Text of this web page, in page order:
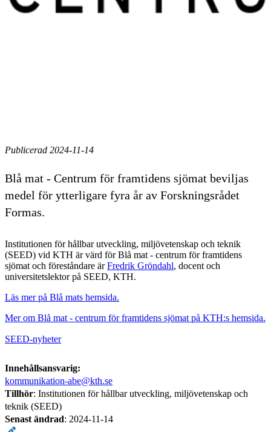
Publicerad 2024-11-14
Blå mat - Centrum för framtidens sjömat beviljas
medel för ytterligare fyra år av Forskningsrådet
Formas.
Institutionen för hållbar utveckling, miljövetenskap och teknik
(SEED) vid KTH är värd för Blå mat - centrum för framtidens
sjömat och föreståndare ärFredrik Gröndahl, docent och
universitetslektor på SEED, KTH.
Läs mer på Blå mats hemsida.
Mer om Blå mat - centrum för framtidens sjömat på KTH:s hemsida.
SEED-nyheter
Innehållsansvarig:
kommunikation-abe@kth.se
Tillhör: Institutionen för hållbar utveckling, miljövetenskap och
teknik (SEED)
Senast ändrad: 2024-11-14